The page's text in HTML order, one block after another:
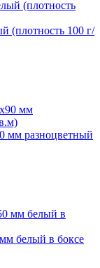
(плотность 100 г/
мм разноцветный
белый в боксе